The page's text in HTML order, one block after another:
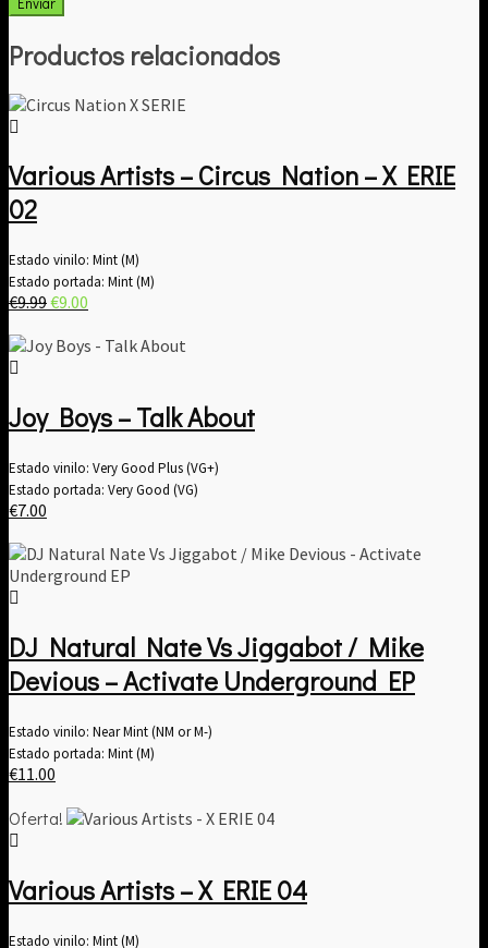
Productos relacionados
Various Artists – Circus Nation – X ERIE
02
Estado vinilo: Mint (M)
Estado portada: Mint (M)
€9.99El
original
€9.00
actual
Joy Boys – Talk About
Estado vinilo: Very Good Plus (VG+)
Estado portada: Very Good (VG)
€7.00
DJ Natural Nate Vs Jiggabot / Mike
Devious – Activate Underground EP
Estado vinilo: Near Mint (NM or M-)
Estado portada: Mint (M)
€11.00
Oferta!
Various Artists – X ERIE 04
Estado vinilo: Mint (M)